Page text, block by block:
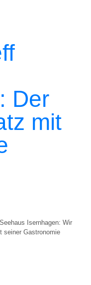
Der
mit
Isernhagen: Wir
seiner Gastronomie